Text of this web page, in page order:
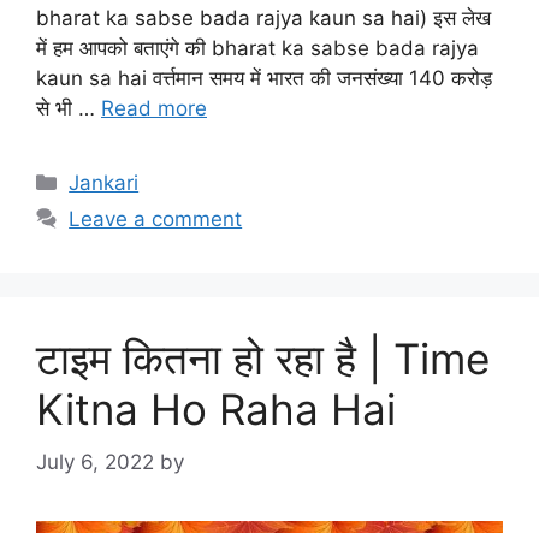
bharat ka sabse bada rajya kaun sa hai) इस लेख
में हम आपको बताएंगे की bharat ka sabse bada rajya
kaun sa hai वर्त्तमान समय में भारत की जनसंख्या 140 करोड़
से भी … Read more
Categories
Jankari
Leave a comment
टाइम कितना हो रहा है | Time
Kitna Ho Raha Hai
July 6, 2022 by